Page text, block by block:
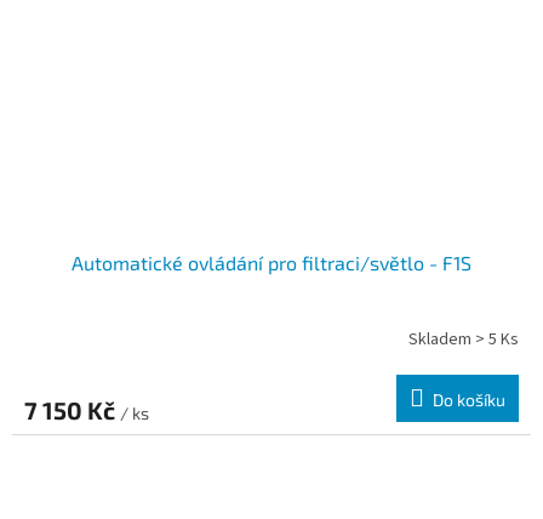
Automatické ovládání pro filtraci/světlo - F1S
Skladem > 5 Ks
7 150 Kč / ks
Do košíku